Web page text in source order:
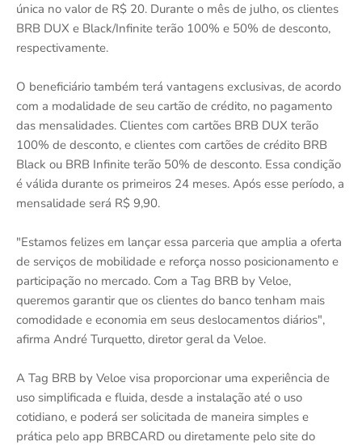
única no valor de R$ 20. Durante o mês de julho, os clientes
BRB DUX e Black/Infinite terão 100% e 50% de desconto,
respectivamente.
O beneficiário também terá vantagens exclusivas, de acordo
com a modalidade de seu cartão de crédito, no pagamento
das mensalidades. Clientes com cartões BRB DUX terão
100% de desconto, e clientes com cartões de crédito BRB
Black ou BRB Infinite terão 50% de desconto. Essa condição
é válida durante os primeiros 24 meses. Após esse período, a
mensalidade será R$ 9,90.
"Estamos felizes em lançar essa parceria que amplia a oferta
de serviços de mobilidade e reforça nosso posicionamento e
participação no mercado. Com a Tag BRB by Veloe,
queremos garantir que os clientes do banco tenham mais
comodidade e economia em seus deslocamentos diários",
afirma André Turquetto, diretor geral da Veloe.
A Tag BRB by Veloe visa proporcionar uma experiência de
uso simplificada e fluida, desde a instalação até o uso
cotidiano, e poderá ser solicitada de maneira simples e
prática pelo app BRBCARD ou diretamente pelo site do